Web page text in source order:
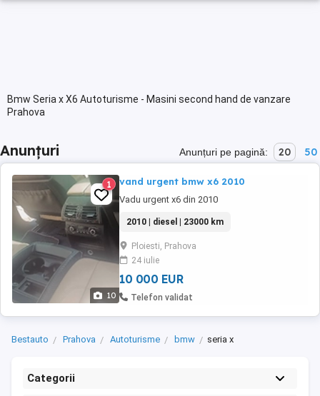
Bmw Seria x X6 Autoturisme - Masini second hand de vanzare
Prahova
Anunțuri Anunțuri pe pagină: 20 50
10
1 vand urgent bmw x6 2010
Vadu urgent x6 din 2010
2010 | diesel | 23000 km
Ploiesti, Prahova
24 iulie
10 000 EUR
Telefon validat
Bestauto Prahova Autoturisme bmw seria x
Categorii